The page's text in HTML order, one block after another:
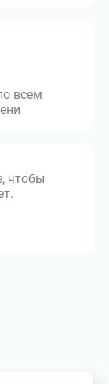
всем
чтобы